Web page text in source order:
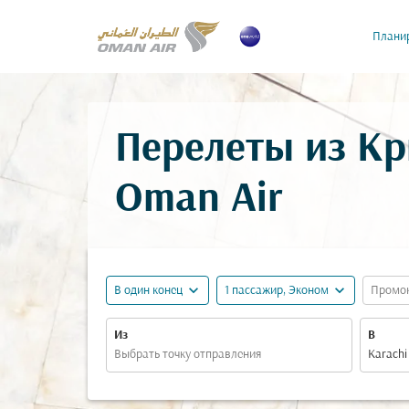
Перелеты из
Oman Air
В один конец expand_more 1 пассажир, Эконом expand_more
Из В